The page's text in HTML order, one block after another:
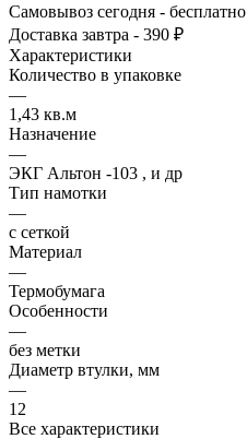
Самовывоз сегодня - бесплатно
Доставка завтра - 390 ₽
Характеристики
Количество в упаковке
—
1,43 кв.м
Назначение
—
ЭКГ Альтон -103 , и др
Тип намотки
—
с сеткой
Материал
—
Термобумага
Особенности
—
без метки
Диаметр втулки, мм
—
12
Все характеристики